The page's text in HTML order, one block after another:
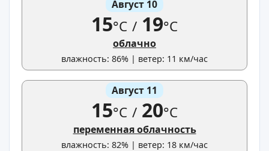
Август 10
15°C / 19°C
облачно
влажность: 86% | ветер: 11 км/час
Август 11
15°C / 20°C
переменная облачность
влажность: 82% | ветер: 18 км/час